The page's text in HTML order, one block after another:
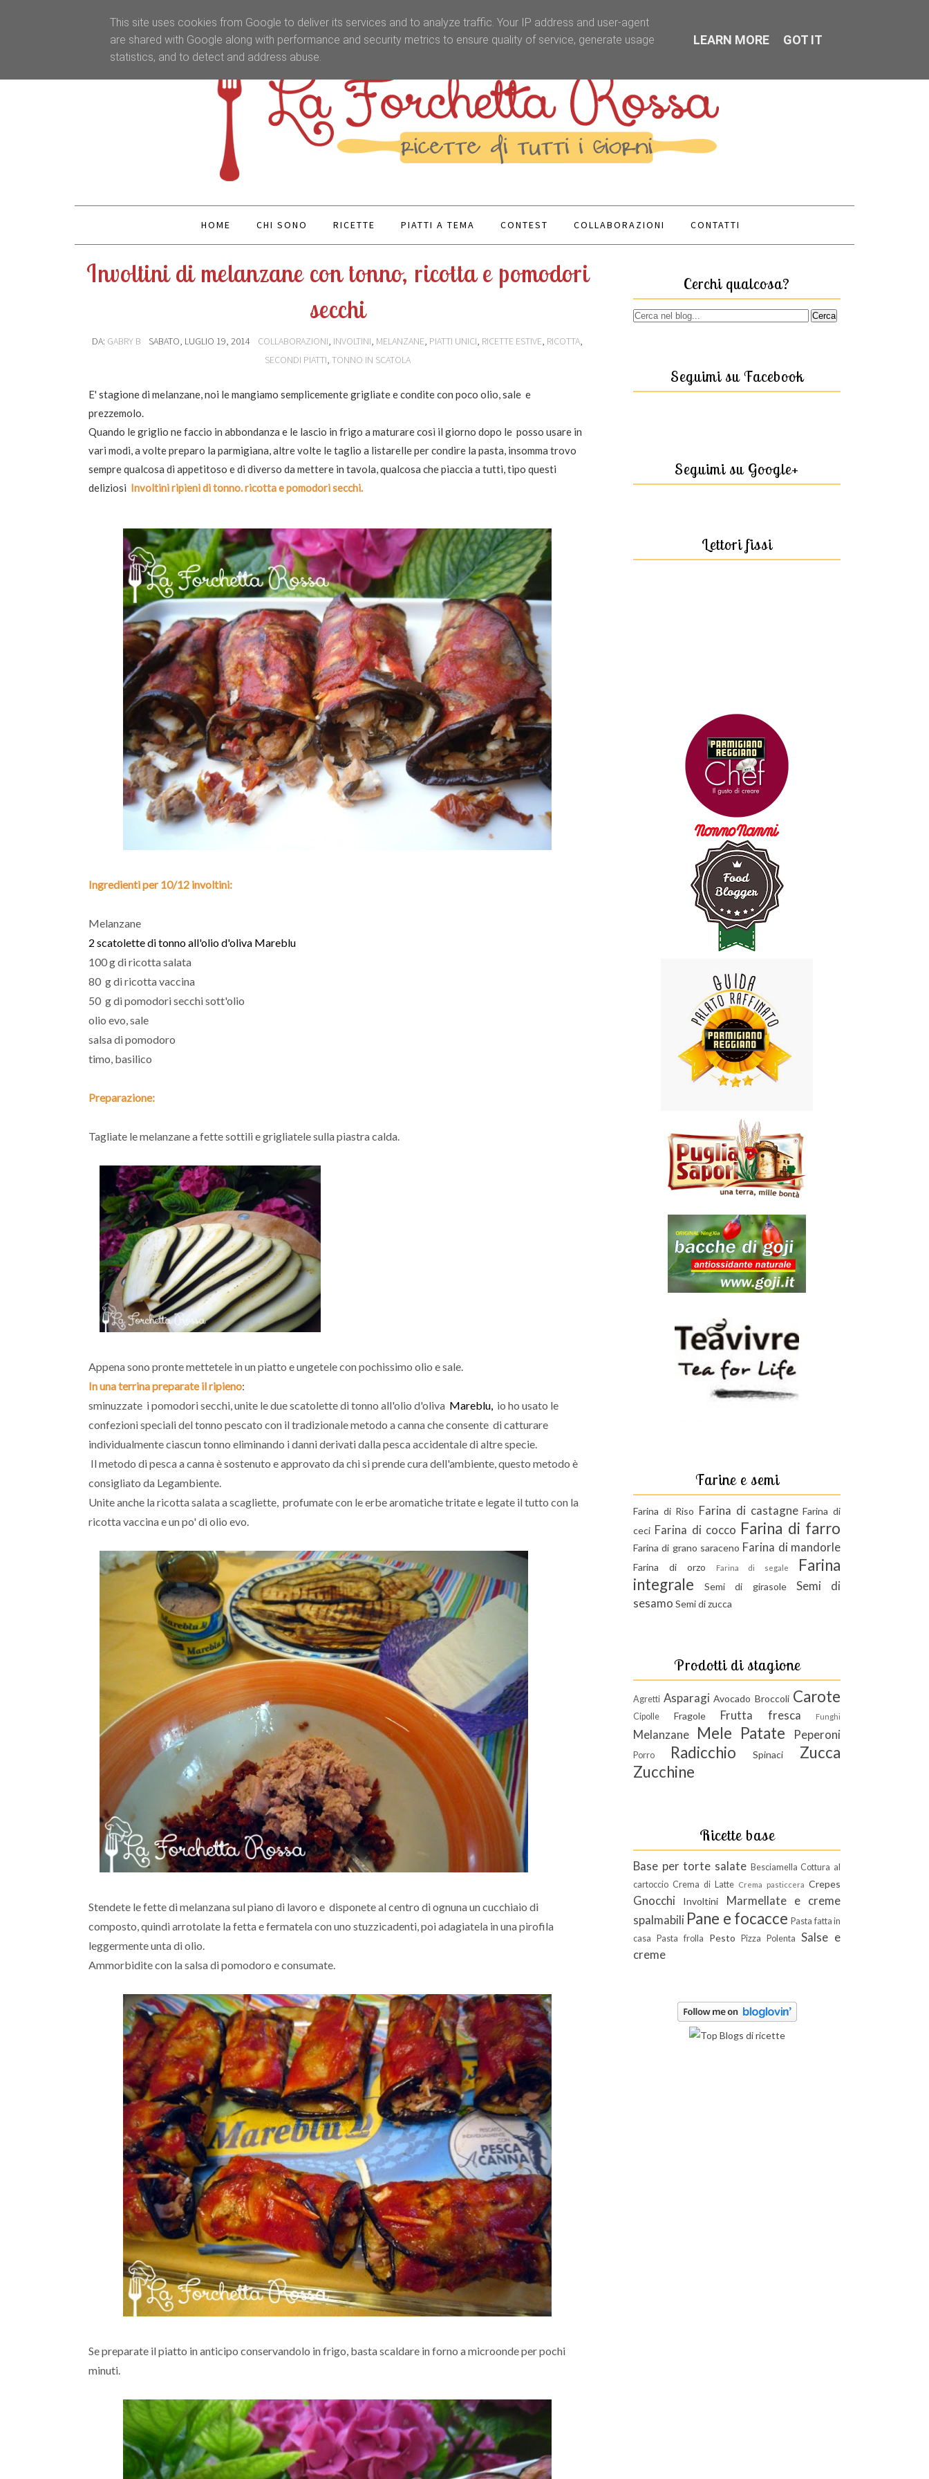
HOME CHI SONO RICETTE PIATTI A TEMA CONTEST COLLABORAZIONI CONTATTI
Involtini di melanzane con tonno, ricotta e pomodori
secchi
DA: GABRY B SABATO, LUGLIO 19, 2014 COLLABORAZIONI, INVOLTINI, MELANZANE, PIATTI UNICI, RICETTE ESTIVE, RICOTTA,
SECONDI PIATTI, TONNO IN SCATOLA
E' stagione di melanzane, noi le mangiamo semplicemente grigliate e condite con poco olio, sale e
prezzemolo.
Quando le griglio ne faccio in abbondanza e le lascio in frigo a maturare così il giorno dopo le posso usare in
vari modi, a volte preparo la parmigiana, altre volte le taglio a listarelle per condire la pasta, insomma trovo
sempre qualcosa di appetitoso e di diverso da mettere in tavola, qualcosa che piaccia a tutti, tipo questi
deliziosi Involtini ripieni di tonno. ricotta e pomodori secchi.
Ingredienti per 10/12 involtini:
Melanzane
2 scatolette di tonno all'olio d'oliva Mareblu
100 g di ricotta salata
80 g di ricotta vaccina
50 g di pomodori secchi sott'olio
olio evo, sale
salsa di pomodoro
timo, basilico
Preparazione:
Tagliate le melanzane a fette sottili e grigliatele sulla piastra calda.
Appena sono pronte mettetele in un piatto e ungetele con pochissimo olio e sale.
In una terrina preparate il ripieno:
sminuzzate i pomodori secchi, unite le due scatolette di tonno all'olio d'oliva Mareblu, io ho usato le
confezioni speciali del tonno pescato con il tradizionale metodo a canna che consente di catturare
individualmente ciascun tonno eliminando i danni derivati dalla pesca accidentale di altre specie.
Il metodo di pesca a canna è sostenuto e approvato da chi si prende cura dell'ambiente, questo metodo è
consigliato da Legambiente.
Unite anche la ricotta salata a scagliette, profumate con le erbe aromatiche tritate e legate il tutto con la
ricotta vaccina e un po' di olio evo.
Stendete le fette di melanzana sul piano di lavoro e disponete al centro di ognuna un cucchiaio di
composto, quindi arrotolate la fetta e fermatela con uno stuzzicadenti, poi adagiatela in una pirofila
leggermente unta di olio.
Ammorbidite con la salsa di pomodoro e consumate.
Se preparate il piatto in anticipo conservandolo in frigo, basta scaldare in forno a microonde per pochi
minuti.
Cerchi qualcosa?
Seguimi su Facebook
Seguimi su Google+
Lettori fissi
Farine e semi
Farina di Riso Farina di castagne Farina di
ceci Farina di cocco Farina di farro
Farina di grano saraceno Farina di mandorle
Farina di orzo Farina di segale
Farina
integrale
Semi di girasole
Semi di
sesamo Semi di zucca
Prodotti di stagione
Agretti Asparagi Avocado Broccoli Carote
Cipolle Fragole Frutta fresca Funghi
Melanzane Mele Patate Peperoni
Porro Radicchio Spinaci
Zucca
Zucchine
Ricette base
Base per torte salate Besciamella Cottura al
cartoccio Crema di Latte Crema pasticcera Crepes
Gnocchi Involtini
Marmellate e creme
spalmabili Pane e focacce Pasta fatta in
casa
Pasta frolla Pesto Pizza Polenta
Salse e
creme
This site uses cookies from Google to deliver its services and to analyze traffic. Your IP address and user-agent
are shared with Google along with performance and security metrics to ensure quality of service, generate usage
statistics, and to detect and address abuse.
LEARN MORE GOT IT